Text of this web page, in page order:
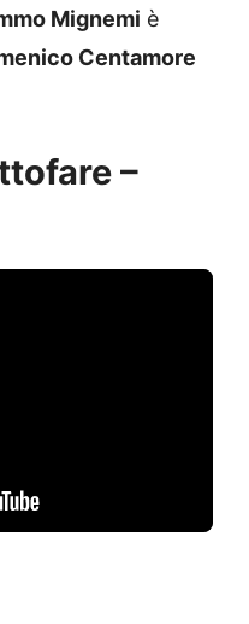
Mignemi è
Centamore
–